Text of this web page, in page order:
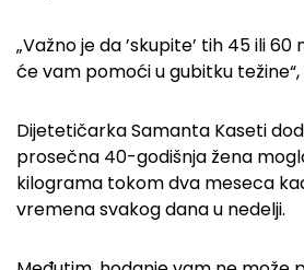
„Važno je da ’skupite’ tih 45 ili
će vam pomoći u gubitku
Dijetetičarka Samanta Kaseti
prosečna 40-godišnja žena
kilograma tokom dva meseca
vremena svakog dana u nedelji.